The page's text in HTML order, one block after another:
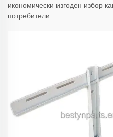
икономически изгоден избор
потребители.